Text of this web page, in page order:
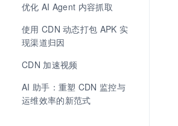
优化 AI Agent 内容抓取
使用 CDN 动态打包 APK 实
现渠道归因
CDN 加速视频
AI 助手：重塑 CDN 监控与
运维效率的新范式